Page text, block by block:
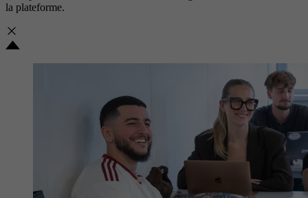
la plateforme.